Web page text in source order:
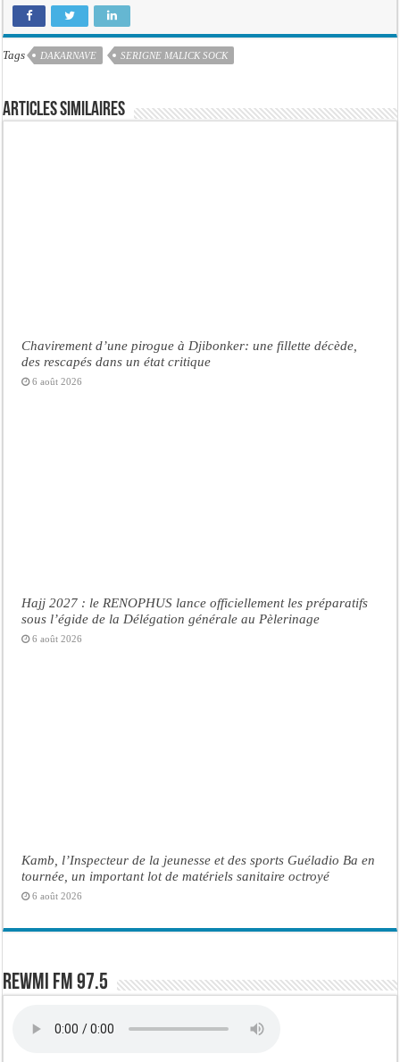
Tags DAKARNAVE SERIGNE MALICK SOCK
Articles similaires
Chavirement d’une pirogue à Djibonker: une fillette décède,
des rescapés dans un état critique
6 août 2026
Hajj 2027 : le RENOPHUS lance officiellement les préparatifs
sous l’égide de la Délégation générale au Pèlerinage
6 août 2026
Kamb, l’Inspecteur de la jeunesse et des sports Guéladio Ba en
tournée, un important lot de matériels sanitaire octroyé
6 août 2026
Rewmi FM 97.5